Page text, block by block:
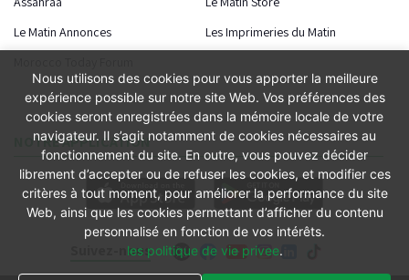
Suivez-nous
Le Matin Annonces
Les Imprimeries du Matin
NOTRE APPLICATION
Nous utilisons des cookies pour vous apporter la meilleure
expérience possible sur notre site Web. Vos préférences des
cookies seront enregistrées dans la mémoire locale de votre
navigateur. Il s’agit notamment de cookies nécessaires au
fonctionnement du site. En outre, vous pouvez décider
librement d’accepter ou de refuser les cookies, et modifier ces
critères à tout moment, pour améliorer la performance du site
Web, ainsi que les cookies permettant d’afficher du contenu
personnalisé en fonction de vos intérêts.
les politique de vie privee.